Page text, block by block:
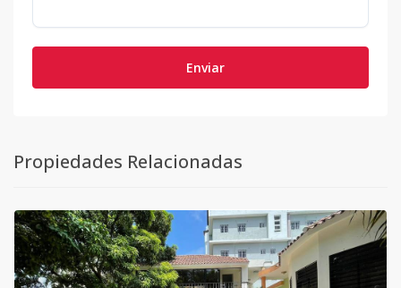
Enviar
Propiedades Relacionadas